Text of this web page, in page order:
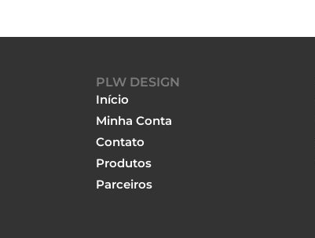
PLW DESIGN
Início
Minha Conta
Contato
Produtos
Parceiros